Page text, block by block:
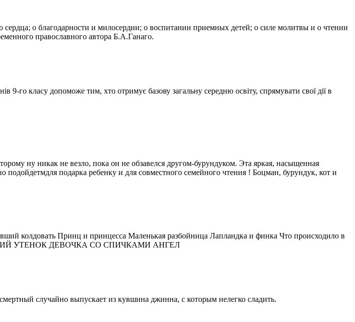
о благодарности и милосердии; о воспитании приемных детей; о силе молитвы и о чтении
православного автора Б.А.Ганаго.
9-го класу допоможе тим, хто отримує базову загальну середню освіту, спрямувати свої дії в
ну никак не везло, пока он не обзавелся другом-бурундуком. Эта яркая, насыщенная
подарка ребенку и для совместного семейного чтения ! Боцман, бурундук, кот и
Принц и принцесса Маленькая разбойница Лапландка и финка Что происходило в
УТЕНОК ДЕВОЧКА СО СПИЧКАМИ АНГЕЛ
случайно выпускает из кувшина джинна, с которым нелегко сладить.